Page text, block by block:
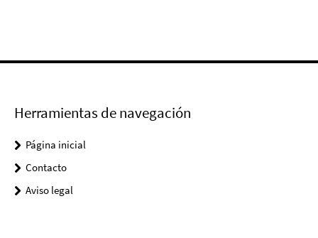
Herramientas de navegación
Página inicial
Contacto
Aviso legal